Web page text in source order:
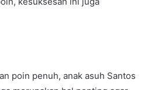
poin penuh, anak asuh Santos